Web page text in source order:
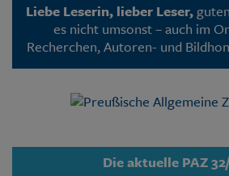
Liebe Leserin, lieber Leser,
es nicht umsonst – auch im
Recherchen, Autoren- und
mit Kosten verbunden wie die
wie inzwischen bei den meisten
Die aktuelle PAZ